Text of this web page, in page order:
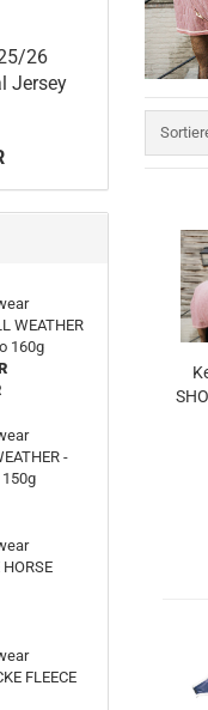
22/23
21/22
2026
Bekleidung
1.0
2025
2023
26
Jersey
WEATHER
160g
-
HORSE
FLEECE